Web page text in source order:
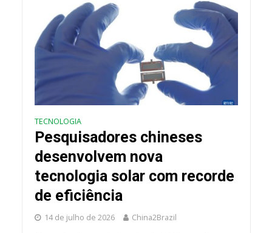
TECNOLOGIA
Pesquisadores chineses
desenvolvem nova
tecnologia solar com recorde
de eficiência
14 de julho de 2026 China2Brazil